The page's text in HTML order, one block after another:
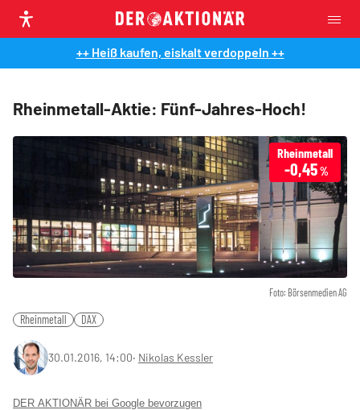
++ Heiß kaufen, eiskalt verdoppeln ++
Rheinmetall-Aktie: Fünf-Jahres-Hoch!
Foto: Börsenmedien AG
Rheinmetall
-0,45%
Rheinmetall DAX
30.01.2016, 14:00‧ Nikolas Kessler
DER AKTIONÄR bei Google bevorzugen